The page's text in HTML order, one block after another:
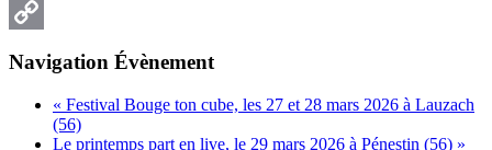
Facebook
Navigation Évènement
« Festival Bouge ton cube, les 27 et 28 mars 2026 à Lauzach
(56)
Le printemps part en live, le 29 mars 2026 à Pénestin (56) »